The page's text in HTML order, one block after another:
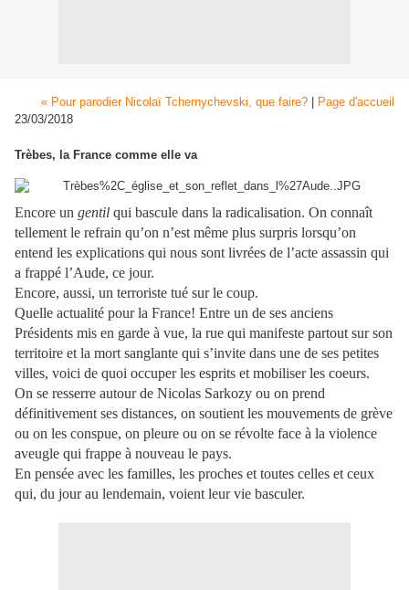
« Pour parodier Nicolaï Tchernychevski, que faire?
Page d'accueil
23/03/2018
Trèbes, la France comme elle va
Encore un gentil qui bascule dans la radicalisation. On connaît
tellement le refrain qu’on n’est même plus surpris lorsqu’on
entend les explications qui nous sont livrées de l’acte assassin qui
a frappé l’Aude, ce jour.
Encore, aussi, un terroriste tué sur le coup.
Quelle actualité pour la France! Entre un de ses anciens
Présidents mis en garde à vue, la rue qui manifeste partout sur son
territoire et la mort sanglante qui s’invite dans une de ses petites
villes, voici de quoi occuper les esprits et mobiliser les coeurs.
On se resserre autour de Nicolas Sarkozy ou on prend
définitivement ses distances, on soutient les mouvements de grève
ou on les conspue, on pleure ou on se révolte face à la violence
aveugle qui frappe à nouveau le pays.
En pensée avec les familles, les proches et toutes celles et ceux
qui, du jour au lendemain, voient leur vie basculer.